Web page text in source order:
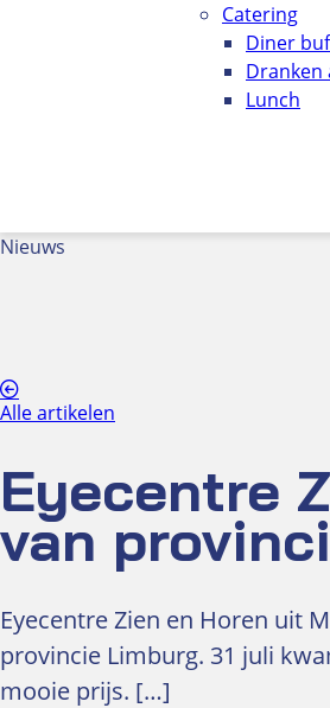
Catering
Diner
Lunch
Nieuws
Alle artikelen
Eyecentre
van
Eyecentre Zien en Horen uit
provincie Limburg. 31 juli
mooie prijs. […]